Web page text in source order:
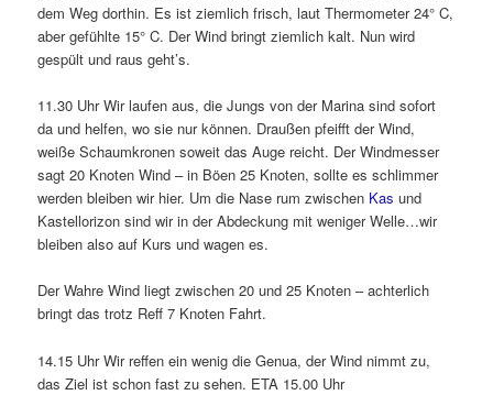
dem Weg dorthin. Es ist ziemlich frisch, laut Thermometer 24° C,
aber gefühlte 15° C. Der Wind bringt ziemlich kalt. Nun wird
gespült und raus geht’s.
11.30 Uhr Wir laufen aus, die Jungs von der Marina sind sofort
da und helfen, wo sie nur können. Draußen pfeifft der Wind,
weiße Schaumkronen soweit das Auge reicht. Der Windmesser
sagt 20 Knoten Wind – in Böen 25 Knoten, sollte es schlimmer
werden bleiben wir hier. Um die Nase rum zwischen Kas und
Kastellorizon sind wir in der Abdeckung mit weniger Welle…wir
bleiben also auf Kurs und wagen es.
Der Wahre Wind liegt zwischen 20 und 25 Knoten – achterlich
bringt das trotz Reff 7 Knoten Fahrt.
14.15 Uhr Wir reffen ein wenig die Genua, der Wind nimmt zu,
das Ziel ist schon fast zu sehen. ETA 15.00 Uhr